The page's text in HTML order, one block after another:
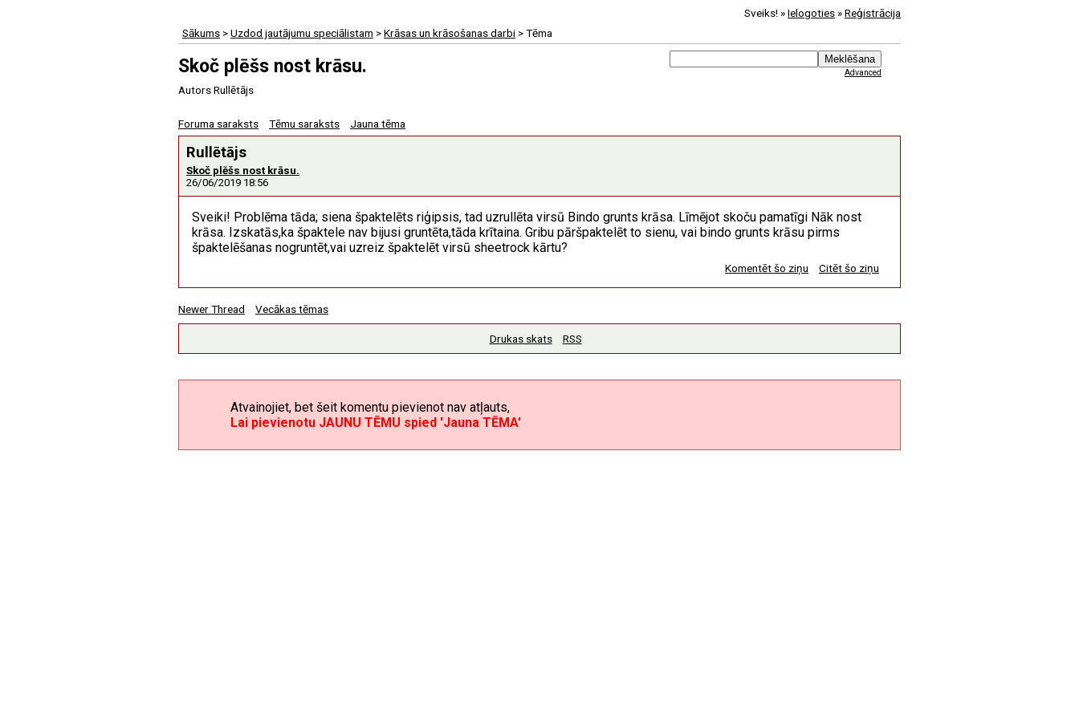
Sveiks! »Ielogoties »Reģistrācija
Sākums >Uzdod jautājumu speciālistam >Krāsas un krāsošanas darbi > Tēma
Advanced
Skoč plēšs nost krāsu.
Autors Rullētājs
Foruma saraksts Tēmu saraksts Jauna tēma
Rullētājs
Skoč plēšs nost krāsu.
26/06/2019 18:56
Sveiki! Problēma tāda; siena špaktelēts riģipsis, tad uzrullēta virsū Bindo grunts krāsa. Līmējot skoču pamatīgi Nāk nost
krāsa. Izskatās,ka špaktele nav bijusi gruntēta,tāda krītaina. Gribu pāršpaktelēt to sienu, vai bindo grunts krāsu pirms
špaktelēšanas nogruntēt,vai uzreiz špaktelēt virsū sheetrock kārtu?
Komentēt šo ziņu Citēt šo ziņu
Newer Thread Vecākas tēmas
Drukas skats RSS
Atvainojiet, bet šeit komentu pievienot nav atļauts,
Lai pievienotu JAUNU TĒMU spied 'Jauna TĒMA'